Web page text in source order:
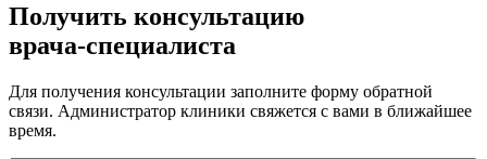
Получить консультацию
врача-специалиста
Для получения консультации заполните форму обратной
связи. Администратор клиники свяжется с вами в ближайшее
время.